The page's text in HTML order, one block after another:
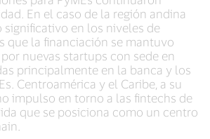
En el caso de la región andina
en los niveles de
que la financiación se mantuvo
nuevas startups con sede en
principalmente en la banca y los
Centroamérica y el Caribe, a su
impulso en torno a las fintechs de
que se posiciona como un centro